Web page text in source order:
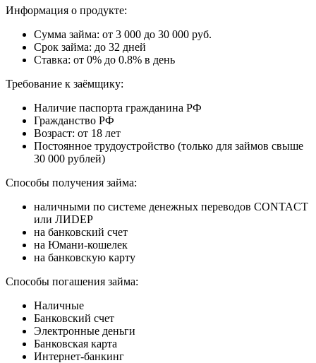
Информация о продукте:
Сумма займа: от 3 000 до 30 000 руб.
Срок займа: до 32 дней
Ставка: от 0% до 0.8% в день
Требование к заёмщику:
Наличие паспорта гражданина РФ
Гражданство РФ
Возраст: от 18 лет
Постоянное трудоустройство (только для займов свыше
30 000 рублей)
Способы получения займа:
наличными по системе денежных переводов CONTACT
или ЛИDЕР
на банковский счет
на Юмани-кошелек
на банковскую карту
Способы погашения займа:
Наличные
Банковский счет
Электронные деньги
Банковская карта
Интернет-банкинг